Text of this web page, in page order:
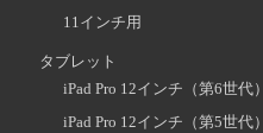
11インチ用
タブレット
iPad Pro 12インチ（第6世代）
iPad Pro 12インチ（第5世代）